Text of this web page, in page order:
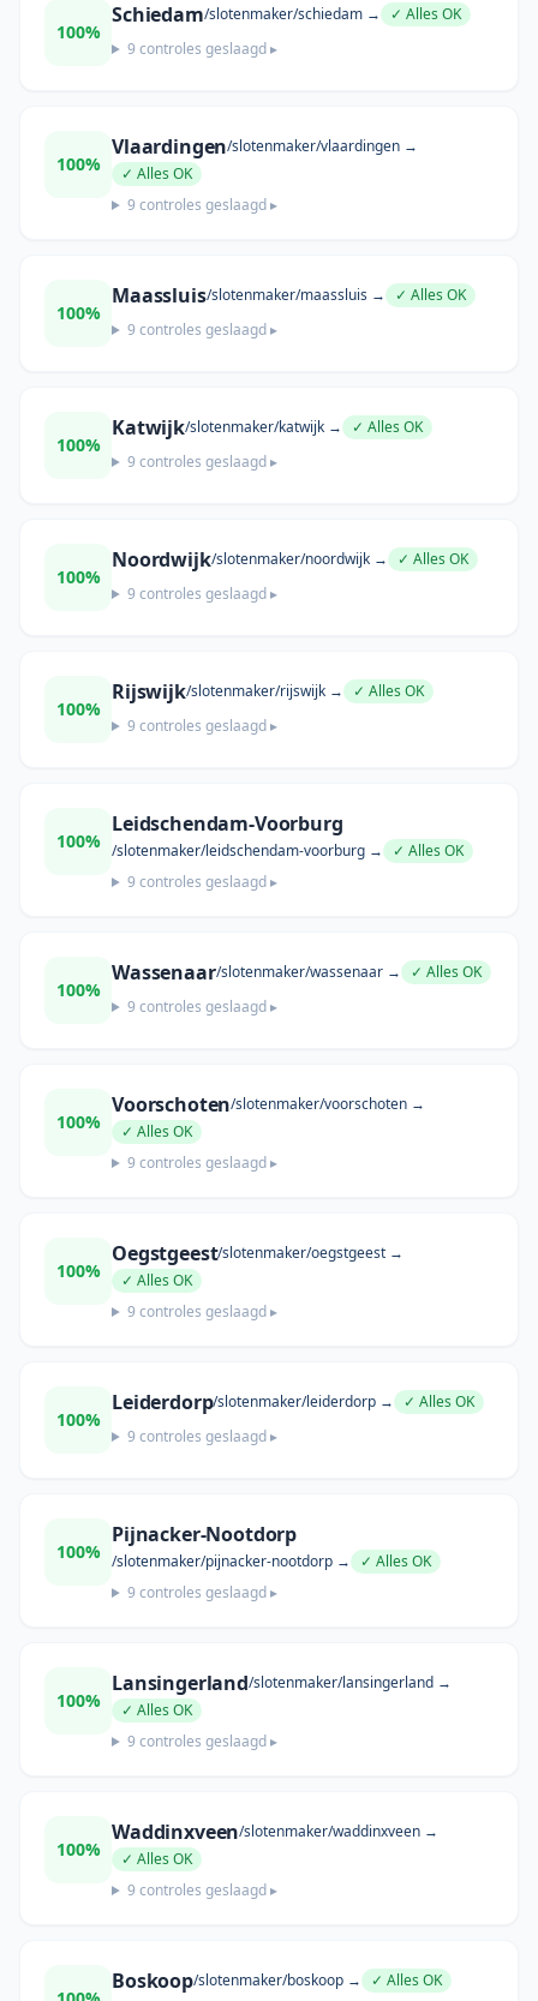
100%
Schiedam/slotenmaker/schiedam→
✓ Alles OK
9 controles geslaagd ▸
100%
Vlaardingen/slotenmaker/vlaardingen →
✓ Alles OK
9 controles geslaagd ▸
100%
Maassluis/slotenmaker/maassluis →
✓ Alles OK
9 controles geslaagd ▸
100%
Katwijk/slotenmaker/katwijk→
✓ Alles OK
9 controles geslaagd ▸
100%
Noordwijk/slotenmaker/noordwijk→
✓ Alles OK
9 controles geslaagd ▸
100%
Rijswijk/slotenmaker/rijswijk→
✓ Alles OK
9 controles geslaagd ▸
100%
Leidschendam-Voorburg
/slotenmaker/leidschendam-voorburg →
✓ Alles OK
9 controles geslaagd ▸
100%
Wassenaar/slotenmaker/wassenaar→
✓ Alles OK
9 controles geslaagd ▸
100%
Voorschoten/slotenmaker/voorschoten →
✓ Alles OK
9 controles geslaagd ▸
100%
Oegstgeest/slotenmaker/oegstgeest →
✓ Alles OK
9 controles geslaagd ▸
100%
Leiderdorp/slotenmaker/leiderdorp → ✓ Alles OK
9 controles geslaagd ▸
100%
Pijnacker-Nootdorp
/slotenmaker/pijnacker-nootdorp →
✓ Alles OK
9 controles geslaagd ▸
100%
Lansingerland/slotenmaker/lansingerland→
✓ Alles OK
9 controles geslaagd ▸
100%
Waddinxveen/slotenmaker/waddinxveen →
✓ Alles OK
9 controles geslaagd ▸
Boskoop/slotenmaker/boskoop→
✓ Alles OK